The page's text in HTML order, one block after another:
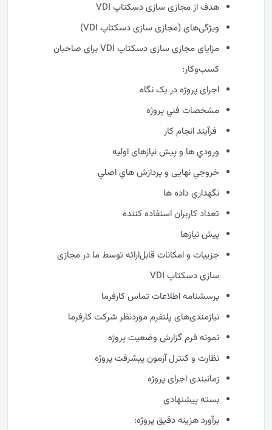
هدف از مجازی سازی دسکتاپ VDI
ویژگی‌های (مجازی سازی دسکتاپ VDI)
مزایای مجازی سازی دسکتاپ VDI برای صاحبان
کسب‌وکار:
اجرای پروژه در یک نگاه
مشخصات فني پروژه
فرآيند انجام کار
ورودي ها و پیش نیازهای اولیه
خروجي نهایی و پردازش هاي اصلي
نگهداري داده ها
تعداد کاربران استفاده کننده
پیش نیازها
جزییات و امکانات قابل‌ارائه توسط ما در مجازی
سازی دسکتاپ VDI
پرسشنامه اطلاعات تماس کارفرما
نیازمندی‌های پلتفرم موردنظر شرکت کارفرما
نمونه فرم گزارش وضعيت پروژه
نظارت و كنترل آزمون پیشرفت پروژه
زمانبندی اجرای پروژه
بسته پیشنهادی
برآورد هزینه دقیق پروژه: